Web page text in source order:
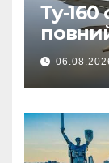
Ту-160